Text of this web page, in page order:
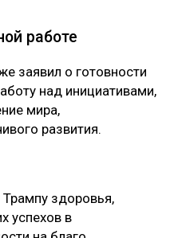
работе
заявил о готовности
над инициативами,
мира,
развития.
здоровья,
успехов в